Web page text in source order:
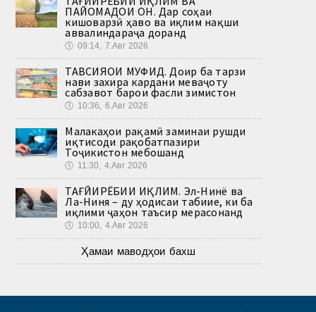
ПАЙОМАДҲОИ ОН. Дар соҳаи
кишоварзӣ ҳаво ва иқлим нақши
аввалиндараҷа доранд
🕔 09:14, 7.Авг 2026
ТАВСИЯҲОИ МУФИД. Доир ба тарзи
нави захира кардани меваҷоту
сабзавот барои фасли зимистон
🕔 10:36, 6.Авг 2026
Малакаҳои рақамӣ заминаи рушди
иқтисоди рақобатпазири
Тоҷикистон мебошанд
🕔 11:30, 4.Авг 2026
ТАҒЙИРЁБИИ ИҚЛИМ. Эл-Нинё ва
Ла-Ниня – ду ҳодисаи табиие, ки ба
иқлими ҷаҳон таъсир мерасонанд
🕔 10:00, 4.Авг 2026
Ҳамаи маводҳои бахш